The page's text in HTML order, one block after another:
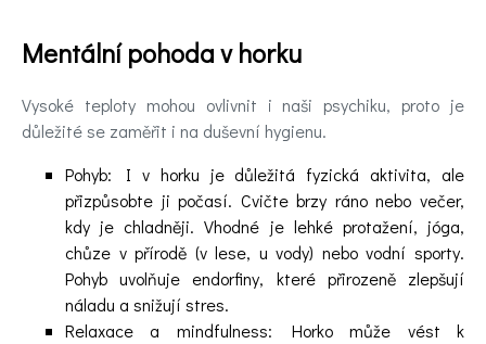
Mentální pohoda v horku
Vysoké teploty mohou ovlivnit i naši psychiku, proto je
důležité se zaměřit i na duševní hygienu.
Pohyb: I v horku je důležitá fyzická aktivita, ale
přizpůsobte ji počasí. Cvičte brzy ráno nebo večer,
kdy je chladněji. Vhodné je lehké protažení, jóga,
chůze v přírodě (v lese, u vody) nebo vodní sporty.
Pohyb uvolňuje endorfiny, které přirozeně zlepšují
náladu a snižují stres.
Relaxace a mindfulness: Horko může vést k